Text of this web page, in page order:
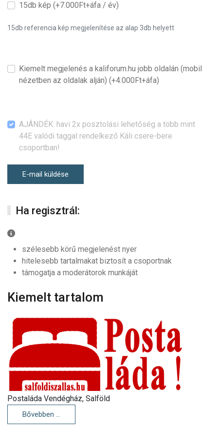
15db kép (+7.000Ft+áfa / év)
15db referencia kép megjelenítése az alap 3db helyett
Kiemelt megjelenés a kaliforum.hu jobb oldalán (mobil
nézetben az oldalak alján) (+4.000Ft+áfa)
AJÁNDÉK: havi 2x posztolási lehetőség a több mint
44E valódi taggal rendelkező Káli csere-bere
csoportban!
E-mail küldése
Ha regisztrál:
Ha regisztrál:
szélesebb körű megjelenést nyer
hitelesebb tartalmakat biztosít a csoportnak
támogatja a moderátorok munkáját
Kiemelt tartalom
Postaláda Vendégház, Salföld
Bővebben …